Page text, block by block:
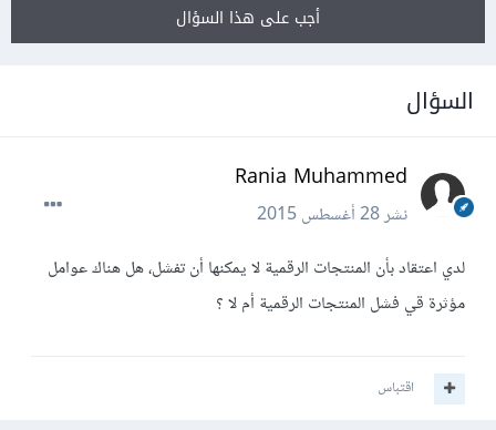
أجب على هذا السؤال
السؤال
Rania Muhammed
نشر28 أغسطس 2015
لدي اعتقاد بأن المنتجات الرقمية لا يمكنها أن تفشل، هل هناك عوامل
مؤثرة قي فشل المنتجات الرقمية أم لا ؟
اقتباس